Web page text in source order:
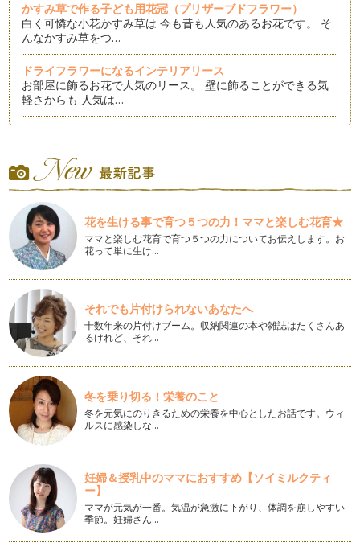
かすみ草で作る子ども用花冠（プリザーブドフラワー）
白く可憐な小花かすみ草は 今も昔も人気のあるお花です。 そ
んなかすみ草をつ…
ドライフラワーになるインテリアリース
お部屋に飾るお花で人気のリース。 壁に飾ることができる気
軽さからも 人気は…
ーケ。 今回はセン…
ヒマワリの花冠の作り方
夏のお花といえば「ヒマワリ」今回はヒマワリのフレッシュフ
ラワー（生花）を使用して夏らしい花…
梅雨の時期のプリザーブドフラワーのお手入れ方法
最近は花屋さんなどで見かけることが多くなったプリザーブド
フラワー。ご存知の方もいらっしゃる…
花言葉と一緒に贈るお祝いのお花
ご出産お祝い ご結婚お祝い 新築お祝い など…
あじさいの子ども用ブーケの作り方
ジューンブライドの花嫁さまにも人気のお花、あじさい。 今
回はアーティフィシャルフラ…
初夏のあじさいツリーの作り方
ツリーといえば冬のクリスマスツリーを連想しますが今回は初
夏のあじさいで作る爽やかなツリーを…
お花のヘアバンドの作り方
女の子のお洒落にかかせないカチューシャや髪飾り。 今回は
赤ちゃんにも優しく使える伸…
花を生ける事で育つ５つの力！ママと楽しむ花育★
ママと楽しむ花育で育つ５つの力についてお伝えします。お
花って単に生け…
それでも片付けられないあなたへ
十数年来の片付けブーム。収納関連の本や雑誌はたくさんあ
るけれど、それ…
冬を乗り切る！栄養のこと
冬を元気にのりきるための栄養を中心としたお話です。ウィ
ルスに感染しな…
妊婦＆授乳中のママにおすすめ【ソイミルクティ
ー】
ママが元気が一番。気温が急激に下がり、体調を崩しやすい
季節。妊婦さん…